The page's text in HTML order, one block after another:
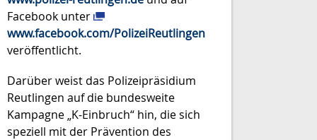
Facebook unter
www.facebook.com/PolizeiReutlingen
veröffentlicht.
Darüber weist das Polizeipräsidium
Reutlingen auf die bundesweite
Kampagne „K-Einbruch“ hin, die sich
speziell mit der Prävention des